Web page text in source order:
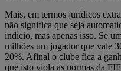
Mais, em termos jurídicos
não significa que seja
indício, mas apenas isso. Se
milhões um jogador que vale
20%. Afinal o clube fica a
que isto viola as normas da